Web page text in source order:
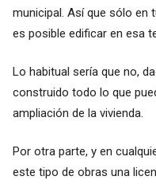
municipal. Así que sólo en
es posible edificar en esa
Lo habitual sería que no,
construido todo lo que
ampliación de la vivienda.
Por otra parte, y en
este tipo de obras una